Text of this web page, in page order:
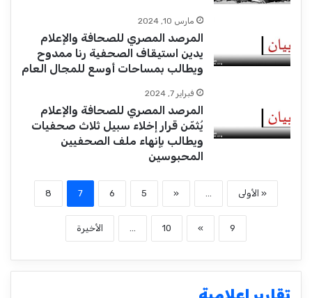
مارس 10, 2024
المرصد المصري للصحافة والإعلام
يدين استيقاف الصحفية رنا ممدوح
ويطالب بمساحات أوسع للمجال العام
فبراير 7, 2024
المرصد المصري للصحافة والإعلام
يُثمّن قرار إخلاء سبيل ثلاث صحفيات
ويطالب بإنهاء ملف الصحفيين
المحبوسين
« الأولى ...
«
5
6
7
8
9
»
10
... الأخيرة